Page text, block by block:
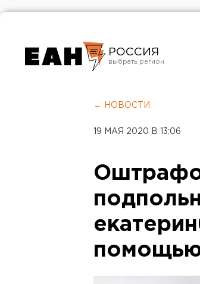
РОССИЯ
Челябинск
← НОВОСТИ
19 МАЯ 2020 В 13:06
помощью